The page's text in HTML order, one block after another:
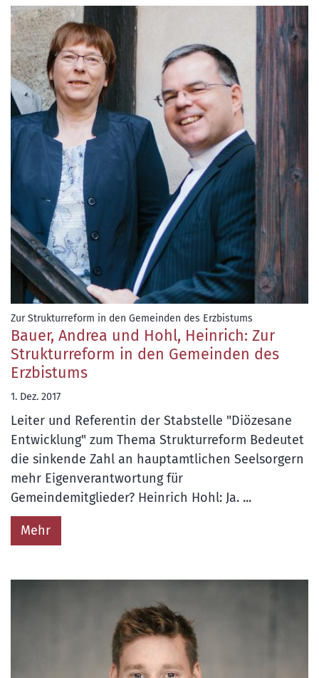
Zur Strukturreform in den Gemeinden des Erzbistums
Bauer, Andrea und Hohl, Heinrich: Zur
Strukturreform in den Gemeinden des
Erzbistums
1. Dez. 2017
Leiter und Referentin der Stabstelle "Diözesane
Entwicklung" zum Thema Strukturreform Bedeutet
die sinkende Zahl an hauptamtlichen Seelsorgern
mehr Eigenverantwortung für
Gemeindemitglieder? Heinrich Hohl: Ja. ...
Mehr